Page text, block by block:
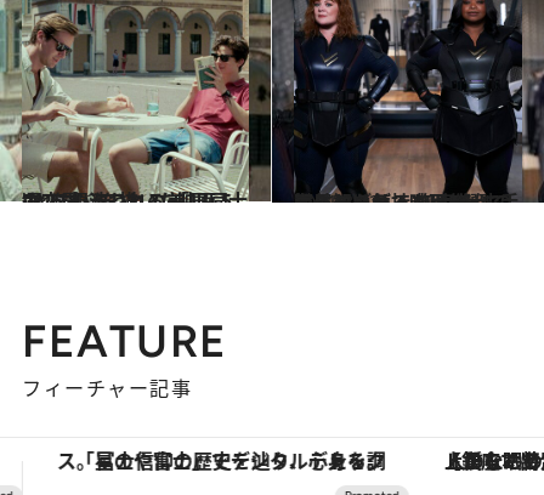
2020.4.27
“人を想うことの美しさ”に心洗われる 「男同士の恋愛」を描いた映画 5選
カルチャー 2021.8.12
鬱屈した気持ちは笑ってぶっとばせ！ Netflixで手軽に観られる 抱腹絶倒の海外コメディ映画5選
カルチャー
FEATURE
フィーチャー記事
【銀座で出合う最旬美容】美髪ケアや上質な眠り…セルフケアのアップデートから、特別な名入れギフトまで。大人のための「ReFa GINZA」クルーズ ヴァシュロン・コンスタンタ